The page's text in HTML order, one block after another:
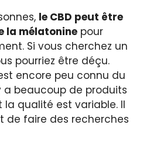
le CBD peut être
la mélatonine pour
Si vous cherchez un
pourriez être déçu.
encore peu connu du
a beaucoup de produits
qualité est variable. Il
de faire des recherches